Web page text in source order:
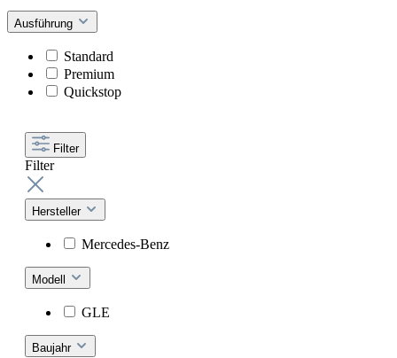
Ausführung
Standard
Premium
Quickstop
Filter
Filter
Hersteller
Mercedes-Benz
Modell
GLE
Baujahr